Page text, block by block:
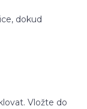
dokud
Vložte do